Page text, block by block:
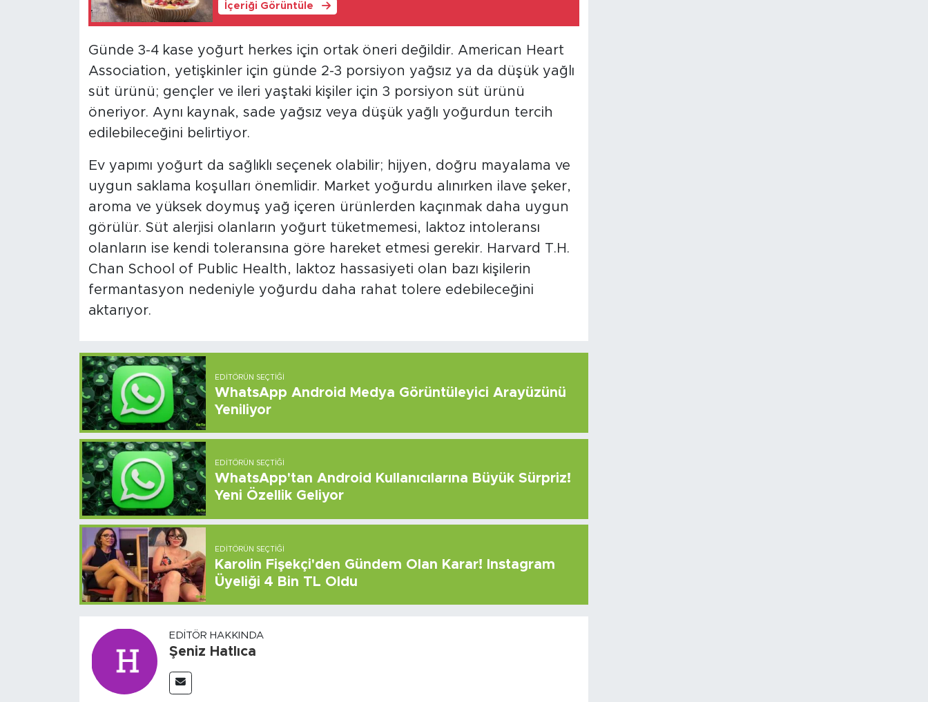
İçeriği Görüntüle
Günde 3-4 kase yoğurt herkes için ortak öneri değildir. American Heart
Association, yetişkinler için günde 2-3 porsiyon yağsız ya da düşük yağlı
süt ürünü; gençler ve ileri yaştaki kişiler için 3 porsiyon süt ürünü
öneriyor. Aynı kaynak, sade yağsız veya düşük yağlı yoğurdun tercih
edilebileceğini belirtiyor.
Ev yapımı yoğurt da sağlıklı seçenek olabilir; hijyen, doğru mayalama ve
uygun saklama koşulları önemlidir. Market yoğurdu alınırken ilave şeker,
aroma ve yüksek doymuş yağ içeren ürünlerden kaçınmak daha uygun
görülür. Süt alerjisi olanların yoğurt tüketmemesi, laktoz intoleransı
olanların ise kendi toleransına göre hareket etmesi gerekir. Harvard T.H.
Chan School of Public Health, laktoz hassasiyeti olan bazı kişilerin
fermantasyon nedeniyle yoğurdu daha rahat tolere edebileceğini
aktarıyor.
EDITÖRÜN SEÇTIĞI
WhatsApp Android Medya Görüntüleyici Arayüzünü
Yeniliyor
EDITÖRÜN SEÇTIĞI
WhatsApp'tan Android Kullanıcılarına Büyük Sürpriz!
Yeni Özellik Geliyor
EDITÖRÜN SEÇTIĞI
Karolin Fişekçi'den Gündem Olan Karar! Instagram
Üyeliği 4 Bin TL Oldu
EDITÖR HAKKINDA
Şeniz Hatlıca